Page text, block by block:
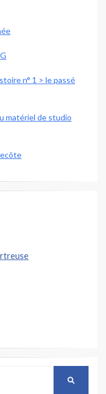
n° 1 > le passé
matériel de studio